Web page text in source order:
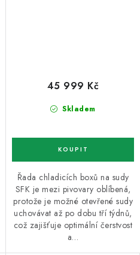
Skladem
45 999 Kč
Řada chladicích boxů na sudy
SFK je mezi pivovary oblíbená,
protože je možné otevřené sudy
uchovávat až po dobu tří týdnů,
což zajišťuje optimální čerstvost
a…